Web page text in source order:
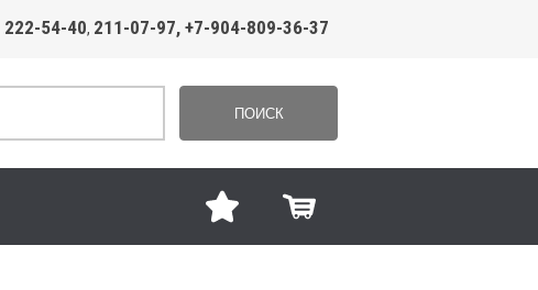
222-54-40, 211-07-97, +7-904-809-36-37
ПОИСК